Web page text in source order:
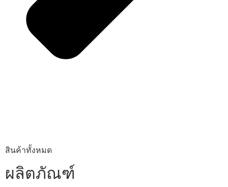
สินค้าทั้งหมด
ผลิตภัณฑ์